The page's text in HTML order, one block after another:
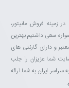
1384 شروع به فعالیت در زمینه فروش مانیتور،
سعی داشتیم بهترین
و دارای گارنتی های
شما عزیزان را جلب
ایران به شما ارائه